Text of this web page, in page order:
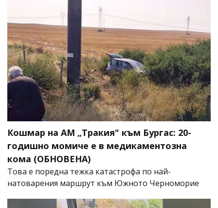
Кошмар на АМ „Тракия" към Бургас: 20-
годишно момиче е в медикаментозна
кома (ОБНОВЕНА)
Това е поредна тежка катастрофа по най-
натоварения маршрут към Южното Черноморие